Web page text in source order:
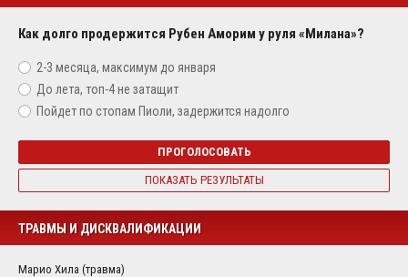
Как долго продержится Рубен Аморим у руля «Милана»?
2-3 месяца, максимум до января
До лета, топ-4 не затащит
Пойдет по стопам Пиоли, задержится надолго
ПРОГОЛОСОВАТЬ
ПОКАЗАТЬ РЕЗУЛЬТАТЫ
ТРАВМЫ И ДИСКВАЛИФИКАЦИИ
Марио Хила (травма)